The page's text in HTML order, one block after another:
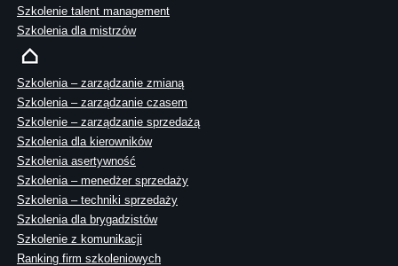
Szkolenie talent management
Szkolenia dla mistrzów
Szkolenia – zarządzanie zmianą
Szkolenia – zarządzanie czasem
Szkolenie – zarządzanie sprzedażą
Szkolenia dla kierowników
Szkolenia asertywność
Szkolenia – menedżer sprzedaży
Szkolenia – techniki sprzedaży
Szkolenia dla brygadzistów
Szkolenie z komunikacji
Ranking firm szkoleniowych